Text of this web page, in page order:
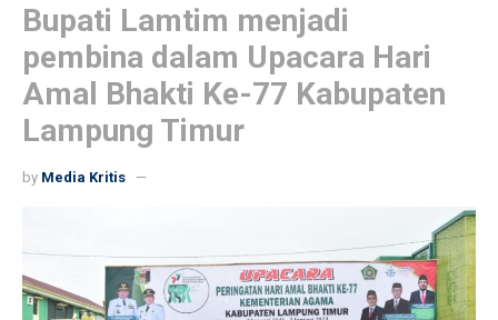
Bupati Lamtim menjadi
pembina dalam Upacara Hari
Amal Bhakti Ke-77 Kabupaten
Lampung Timur
by Media Kritis